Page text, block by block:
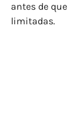
antes de
limitadas.